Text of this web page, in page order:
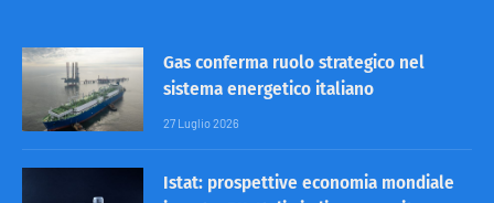
Gas conferma ruolo strategico nel
sistema energetico italiano
27 Luglio 2026
Istat: prospettive economia mondiale